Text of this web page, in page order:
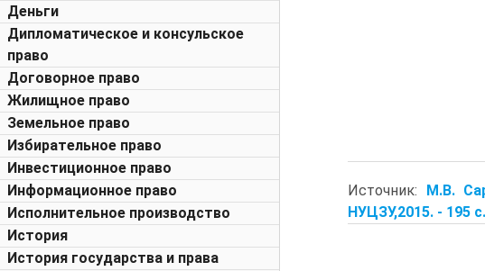
Деньги
Дипломатическое и консульское
право
Договорное право
Жилищное право
Земельное право
Избирательное право
Инвестиционное право
Информационное право
Исполнительное производство
История
История государства и права
Источник: М.В.
НУЦЗУ,2015. - 195